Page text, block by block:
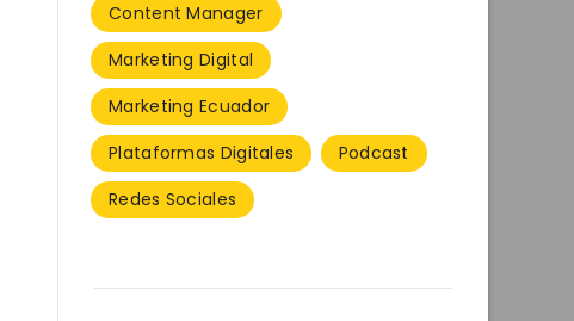
Content Manager
Marketing Digital
Marketing Ecuador
Plataformas Digitales
Podcast
Redes Sociales